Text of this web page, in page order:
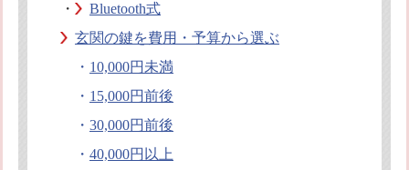
・
Bluetooth式
玄関の鍵を費用・予算から選ぶ
・ 10,000円未満
・ 15,000円前後
・ 30,000円前後
・ 40,000円以上